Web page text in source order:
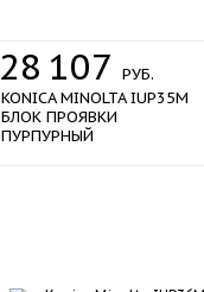
28 107 РУБ.
KONICA MINOLTA IUP35M
БЛОК ПРОЯВКИ
ПУРПУРНЫЙ